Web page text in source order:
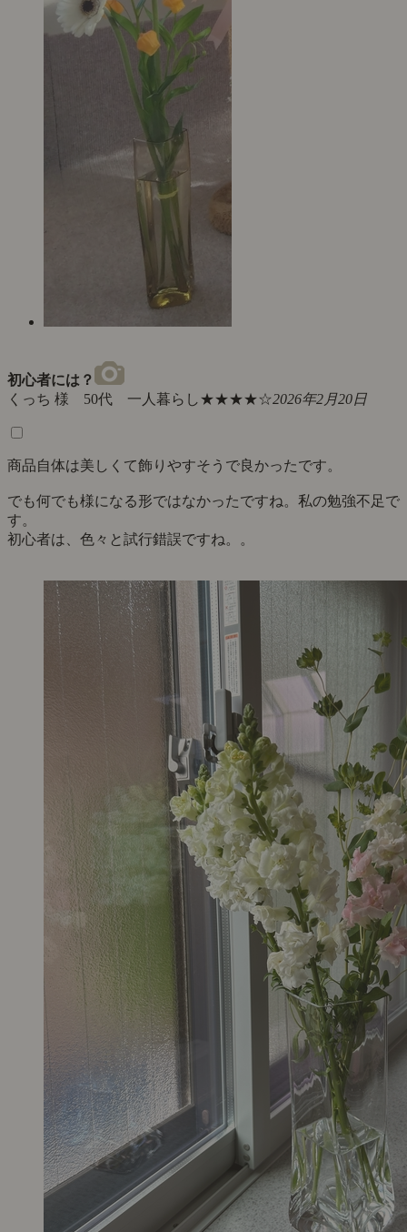
初心者には？
くっち 様 50代 一人暮らし★★★★☆2026年2月20日
商品自体は美しくて飾りやすそうで良かったです。
でも何でも様になる形ではなかったですね。私の勉強不足で
す。
初心者は、色々と試行錯誤ですね。。